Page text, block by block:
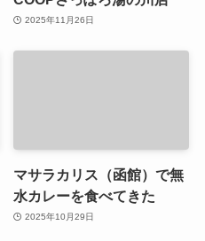
2025年11月26日
マサラカリス（函館）で無
水カレーを食べてきた
2025年10月29日